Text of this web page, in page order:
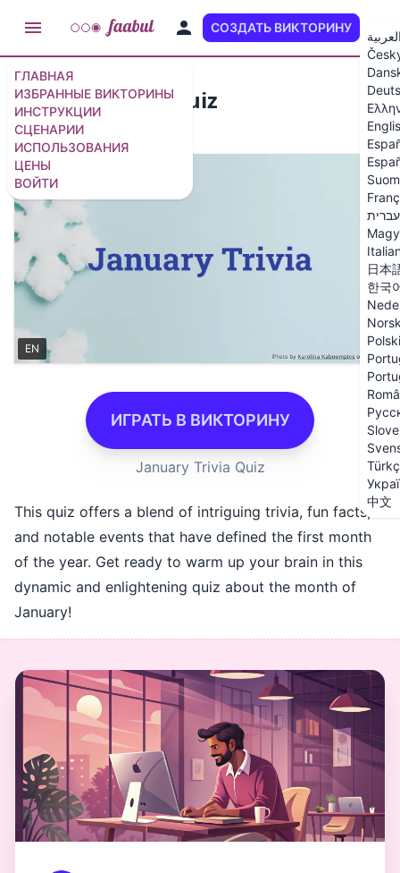
ГЛАВНАЯ
ИЗБРАННЫЕ ВИКТОРИНЫ
ИНСТРУКЦИИ
СЦЕНАРИИ
ИСПОЛЬЗОВАНИЯ
ЦЕНЫ
ВОЙТИ
СОЗДАТЬ ВИКТОРИНУ
עברית
日本
한국
Polski
中文
January Trivia Quiz
10 вопросов
EN
ИГРАТЬ В ВИКТОРИНУ
January Trivia Quiz
This quiz offers a blend of intriguing trivia, fun facts,
and notable events that have defined the first month
of the year. Get ready to warm up your brain in this
dynamic and enlightening quiz about the month of
January!